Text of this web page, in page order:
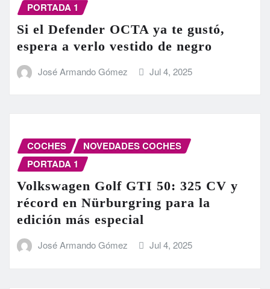
PORTADA 1
Si el Defender OCTA ya te gustó,
espera a verlo vestido de negro
José Armando Gómez Jul 4, 2025
COCHES
NOVEDADES COCHES
PORTADA 1
Volkswagen Golf GTI 50: 325 CV y
récord en Nürburgring para la
edición más especial
José Armando Gómez Jul 4, 2025